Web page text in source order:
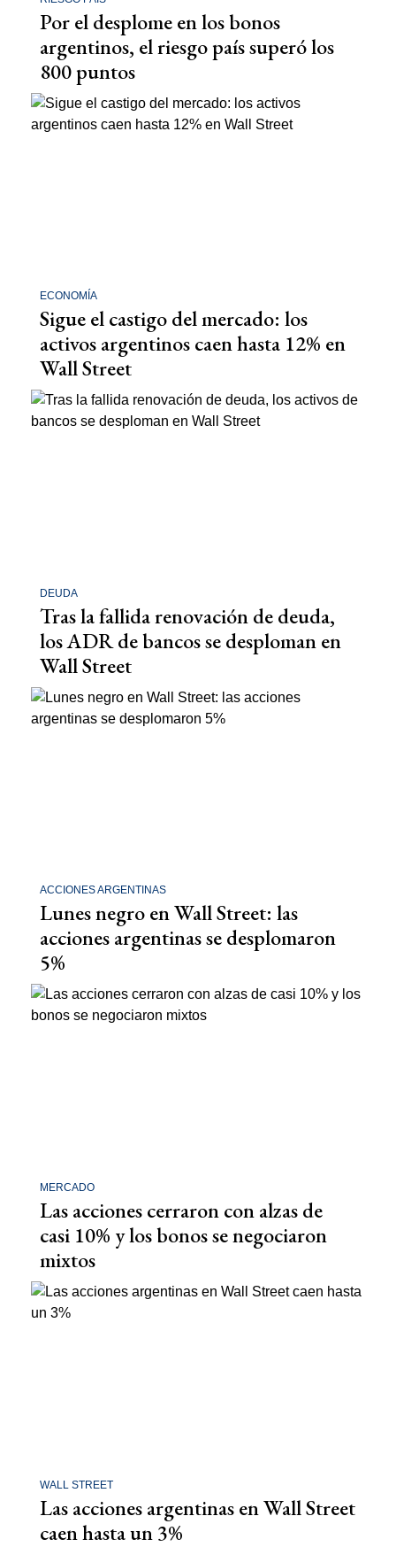
Por el desplome en los bonos
argentinos, el riesgo país superó los
800 puntos
ECONOMÍA
Sigue el castigo del mercado: los
activos argentinos caen hasta 12% en
Wall Street
DEUDA
Tras la fallida renovación de deuda,
los ADR de bancos se desploman en
Wall Street
ACCIONES ARGENTINAS
Lunes negro en Wall Street: las
acciones argentinas se desplomaron
5%
MERCADO
Las acciones cerraron con alzas de
casi 10% y los bonos se negociaron
mixtos
WALL STREET
Las acciones argentinas en Wall Street
caen hasta un 3%